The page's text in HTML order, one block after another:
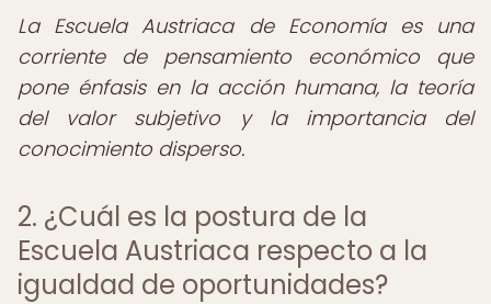
La Escuela Austriaca de Economía es una
corriente de pensamiento económico que
pone énfasis en la acción humana, la teoría
del valor subjetivo y la importancia del
conocimiento disperso.
2. ¿Cuál es la postura de la
Escuela Austriaca respecto a la
igualdad de oportunidades?